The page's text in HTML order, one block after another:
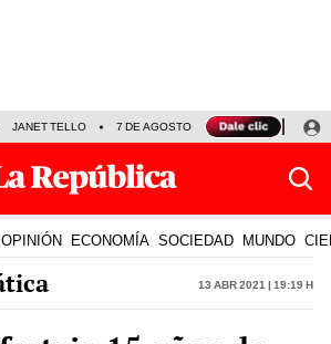
JANET TELLO 7 DE AGOSTO TINKA RESULTADOS
OPINIÓN ECONOMÍA SOCIEDAD MUNDO
13 Abr 2021 | 19:19 h